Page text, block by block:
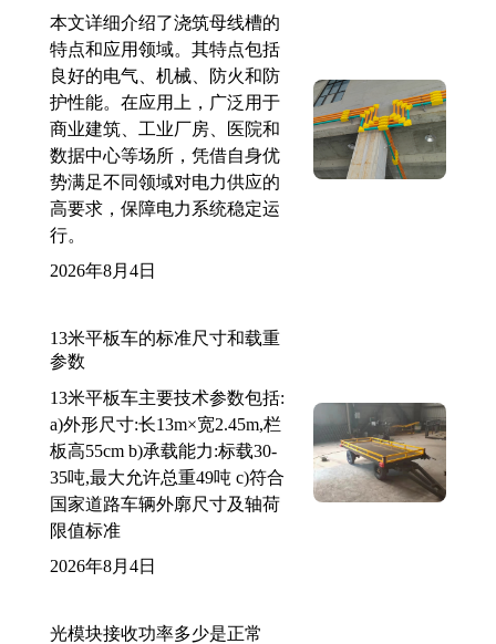
本文详细介绍了浇筑母线槽的
特点和应用领域。其特点包括
良好的电气、机械、防火和防
护性能。在应用上，广泛用于
商业建筑、工业厂房、医院和
数据中心等场所，凭借自身优
势满足不同领域对电力供应的
高要求，保障电力系统稳定运
行。
2026年8月4日
13米平板车的标准尺寸和载重
参数
13米平板车主要技术参数包括:
a)外形尺寸:长13m×宽2.45m,栏
板高55cm b)承载能力:标载30-
35吨,最大允许总重49吨 c)符合
国家道路车辆外廓尺寸及轴荷
限值标准
2026年8月4日
光模块接收功率多少是正常